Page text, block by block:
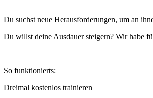
Du suchst neue Herausforderungen, um an
Du willst deine Ausdauer steigern? Wir habe
So funktionierts:
Dreimal kostenlos trainieren